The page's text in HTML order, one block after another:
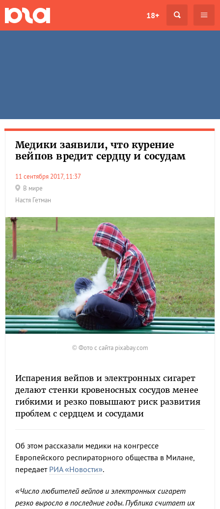
18+
Медики заявили, что курение
вейпов вредит сердцу и сосудам
11 сентября 2017, 11:37
В мире
Настя Гетман
© Фото с сайта pixabay.com
Испарения вейпов и электронных сигарет
делают стенки кровеносных сосудов менее
гибкими и резко повышают риск развития
проблем с сердцем и сосудами
Об этом рассказали медики на конгрессе
Европейского респираторного общества в Милане,
передает РИА «Новости».
«Число любителей вейпов и электронных сигарет
резко выросло в последние годы. Публика считает их